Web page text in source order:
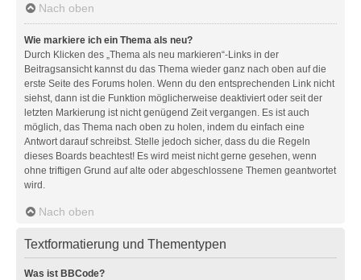
Nach oben
Wie markiere ich ein Thema als neu?
Durch Klicken des „Thema als neu markieren“-Links in der
Beitragsansicht kannst du das Thema wieder ganz nach oben auf die
erste Seite des Forums holen. Wenn du den entsprechenden Link nicht
siehst, dann ist die Funktion möglicherweise deaktiviert oder seit der
letzten Markierung ist nicht genügend Zeit vergangen. Es ist auch
möglich, das Thema nach oben zu holen, indem du einfach eine
Antwort darauf schreibst. Stelle jedoch sicher, dass du die Regeln
dieses Boards beachtest! Es wird meist nicht gerne gesehen, wenn
ohne triftigen Grund auf alte oder abgeschlossene Themen geantwortet
wird.
Nach oben
Textformatierung und Thementypen
Was ist BBCode?